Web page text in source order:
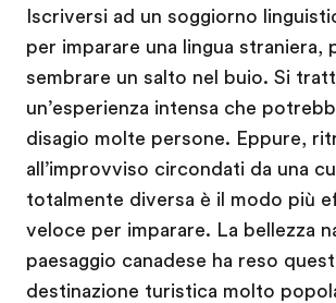
Iscriversi ad un soggiorno
per imparare una lingua straniera,
sembrare un salto nel buio. Si
un’esperienza intensa che
disagio molte persone. Eppure,
all’improvviso circondati da una
totalmente diversa è il modo più
veloce per imparare. La bellezza
paesaggio canadese ha reso
destinazione turistica molto